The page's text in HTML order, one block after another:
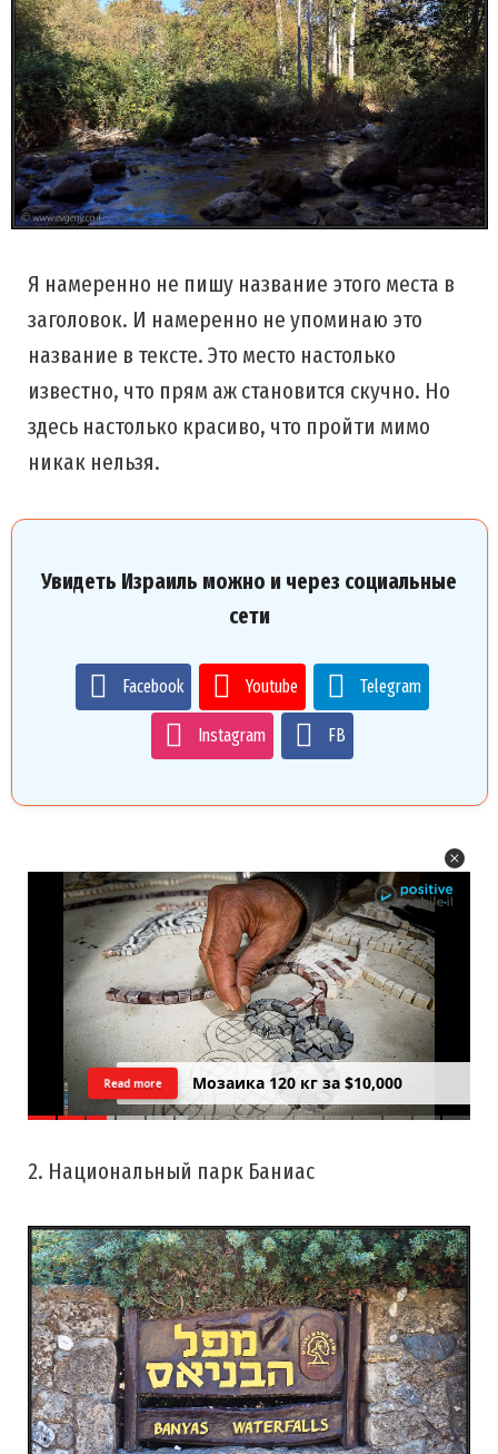
Я намеренно не пишу название этого места в
заголовок. И намеренно не упоминаю это
название в тексте. Это место настолько
известно, что прям аж становится скучно. Но
здесь настолько красиво, что пройти мимо
никак нельзя.
Увидеть Израиль можно и через социальные
сети
Facebook Youtube Telegram
Instagram FB
Цреда — Самарийский вид на
закатний Тель Авив
Read more
2. Национальный парк Баниас